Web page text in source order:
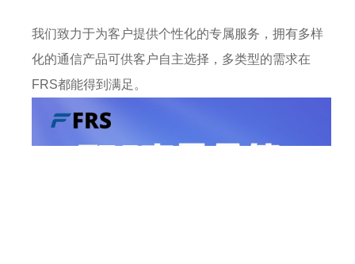
我们致力于为客户提供个性化的专属服务，拥有多样
化的通信产品可供客户自主选择，多类型的需求在
FRS都能得到满足。